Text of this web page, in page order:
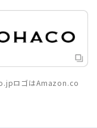
ロゴはAmazon.co